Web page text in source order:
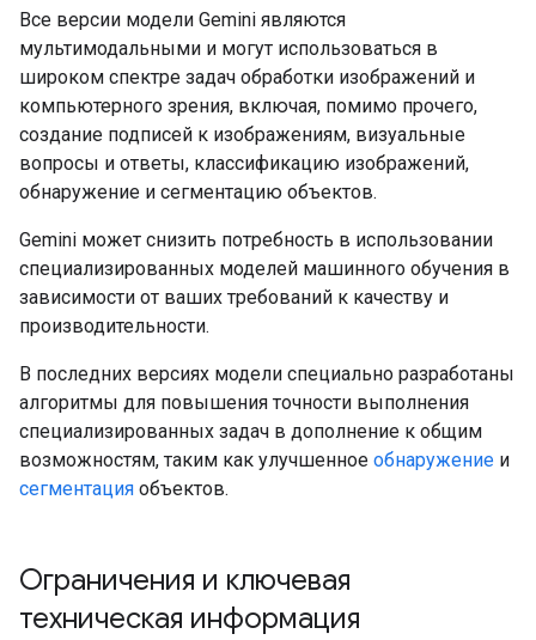
Все версии модели Gemini являются
мультимодальными и могут использоваться в
широком спектре задач обработки изображений и
компьютерного зрения, включая, помимо прочего,
создание подписей к изображениям, визуальные
вопросы и ответы, классификацию изображений,
обнаружение и сегментацию объектов.
Gemini может снизить потребность в использовании
специализированных моделей машинного обучения в
зависимости от ваших требований к качеству и
производительности.
В последних версиях модели специально разработаны
алгоритмы для повышения точности выполнения
специализированных задач в дополнение к общим
возможностям, таким как улучшенное обнаружение и
сегментация объектов.
Ограничения и ключевая
техническая информация